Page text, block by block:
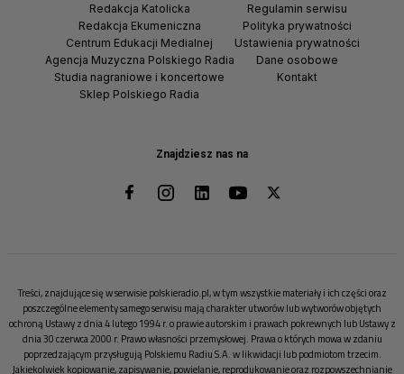
Znajdziesz nas na
Redakcja Katolicka
Redakcja Ekumeniczna
Centrum Edukacji Medialnej
Agencja Muzyczna Polskiego Radia
Studia nagraniowe i koncertowe
Sklep Polskiego Radia
Regulamin serwisu
Polityka prywatności
Ustawienia prywatności
Dane osobowe
Kontakt
Treści, znajdujące się w serwisie polskieradio.pl, w tym wszystkie materiały i ich części oraz
poszczególne elementy samego serwisu mają charakter utworów lub wytworów objętych
ochroną Ustawy z dnia 4 lutego 1994 r. o prawie autorskim i prawach pokrewnych lub Ustawy z
dnia 30 czerwca 2000 r. Prawo własności przemysłowej. Prawa o których mowa w zdaniu
poprzedzającym przysługują Polskiemu Radiu S.A. w likwidacji lub podmiotom trzecim.
Jakiekolwiek kopiowanie, zapisywanie, powielanie, reprodukowanie oraz rozpowszechnianie